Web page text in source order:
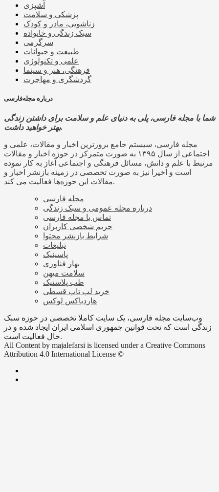
آشپزی
پزشکی و سلامت
زناشویی، مادر و کودک
سبک زندگی و خانواده
سرگرمی
طبیعت و حیوانات
علمی و تکنولوژی
فرهنگی، هنر و سینما
گردشگری و مهاجرت
درباره مجله‌فارسی
شما با مجله فارسی، پلی به دنیای علم و سلامت برای داشتن زندگی
بهتر خواهید داشت.
مجله فارسی، سیستم جامع بروزترین اخبار و مقالات، علمی و
اجتماعی از سال ۱۳۹۵ به صورت متمرکز در حوزه اخبار و مقالات
مرتبط با علم و دانش، مسائل فرهنگی و اجتماعی آغاز به کار نموده
است و اخیرا نیز به صورت تخصصی در زمینه بازنشر اخبار و
مقالات این حوزه‌ها فعالیت می کند.
مجله فارسی
درباره مجله عمومی و سبک زندگی
تماس با مجله فارسی
حریم شخصی کاربران
شرایط بازنشر محتوا
تبلیغات
پاسینیک
بهار فناوری
سلامت میهن
طب پلاستیک
خرید لپ تاپ قسطی
هاردباکس لوکس
وب‌سایت مجله فارسی، یک سایت کاملا تخصصی در حوزه سبک
زندگی است که تحت قوانین جمهوری اسلامی ایران ایجاد شده و در
حال فعالیت است.
All Content by majalefarsi is licensed under a Creative Commons
Attribution 4.0 International License ©️